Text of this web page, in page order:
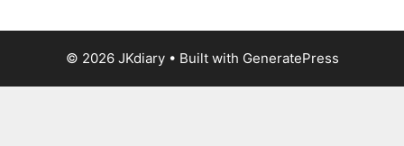
© 2026 JKdiary• Built with GeneratePress